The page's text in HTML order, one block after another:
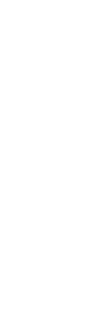
，带大家继
小说的人必